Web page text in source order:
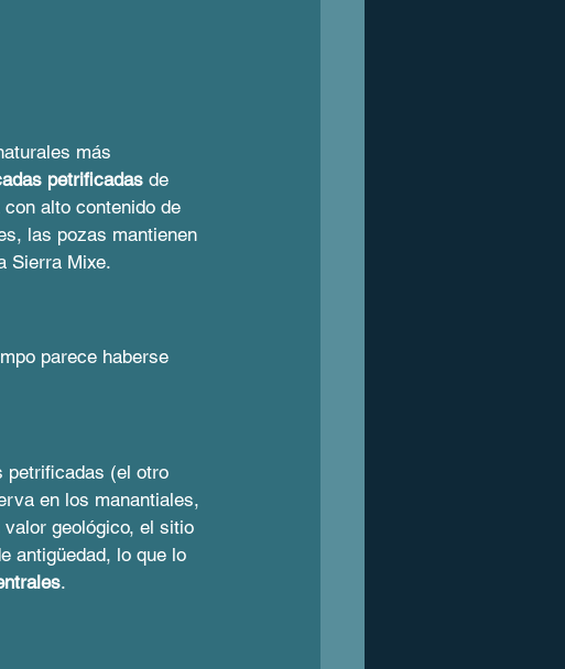
más
petrificadas de
alto contenido de
las pozas mantienen
Sierra Mixe.
parece haberse
petrificadas (el otro
en los manantiales,
geológico, el sitio
antigüedad, lo que lo
.